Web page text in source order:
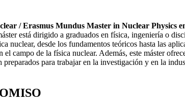
/ Erasmus Mundus Master in Nuclear Physics
está dirigido a graduados en física, ingeniería o
nuclear, desde los fundamentos teóricos hasta las
campo de la física nuclear. Además, este máster
para trabajar en la investigación y en la